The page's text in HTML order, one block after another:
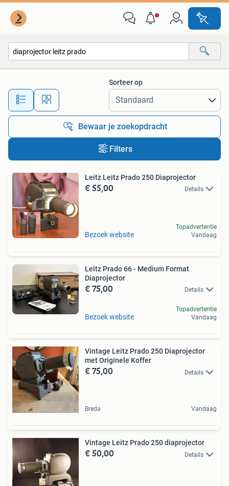
Alle afstanden…
Sorteer op
Bewaar je zoekopdracht
Filters
Leitz Leitz Prado 250 Diaprojector
€ 55,00 Details
Bezoek website
Topadvertentie
Vandaag
Leitz Prado 66 - Medium Format
Diaprojector
€ 75,00 Details
Bezoek website
Topadvertentie
Vandaag
Vintage Leitz Prado 250 Diaprojector
met Originele Koffer
€ 75,00 Details
Breda Vandaag
Vintage Leitz Prado 250 diaprojector
€ 50,00 Details